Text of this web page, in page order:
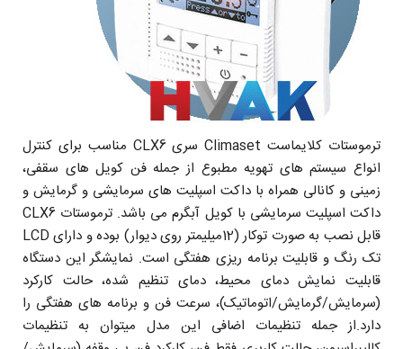
ترموستات کلایماست Climaset سری CLX6 مناسب برای کنترل
انواع سیستم های تهویه مطبوع از جمله فن کویل های سقفی،
زمینی و کانالی همراه با داکت اسپلیت های سرمایشی و گرمایش و
داکت اسپلیت سرمایشی با کویل آبگرم می باشد. ترموستات CLX6
قابل نصب به صورت توکار (12میلیمتر روی دیوار) بوده و دارای LCD
تک رنگ و قابلیت برنامه ریزی هفتگی است. نمایشگر این دستگاه
قابلیت نمایش دمای محیط، دمای تنظیم شده، حالت کارکرد
(سرمایش/گرمایش/اتوماتیک)، سرعت فن و برنامه های هفتگی را
دارد.از جمله تنظیمات اضافی این مدل میتوان به تنظیمات